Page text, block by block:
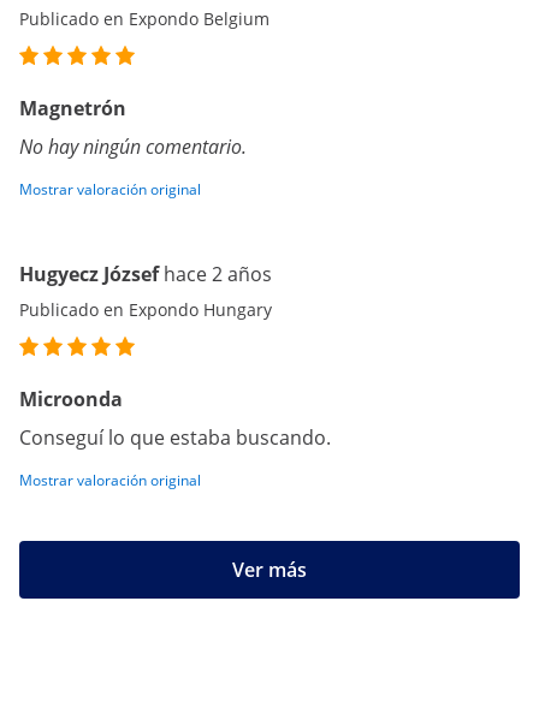
Publicado en Expondo Belgium
Magnetrón
No hay ningún comentario.
Mostrar valoración original
Hugyecz József hace 2 años
Publicado en Expondo Hungary
Microonda
Conseguí lo que estaba buscando.
Mostrar valoración original
Ver más